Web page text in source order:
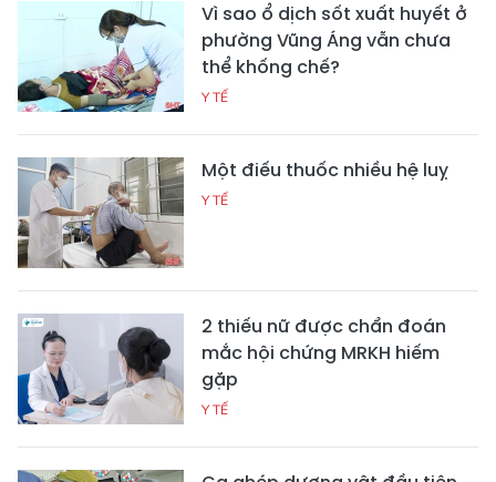
Vì sao ổ dịch sốt xuất huyết ở
phường Vũng Áng vẫn chưa
thể khống chế?
Y TẾ
Một điếu thuốc nhiều hệ luỵ
Y TẾ
2 thiếu nữ được chẩn đoán
mắc hội chứng MRKH hiếm
gặp
Y TẾ